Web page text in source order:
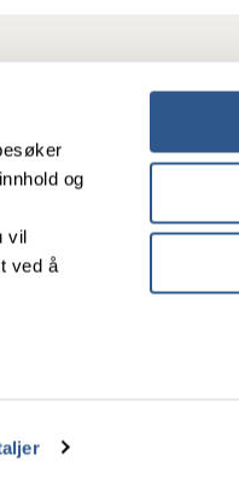
og
vil
ved å
Personvern